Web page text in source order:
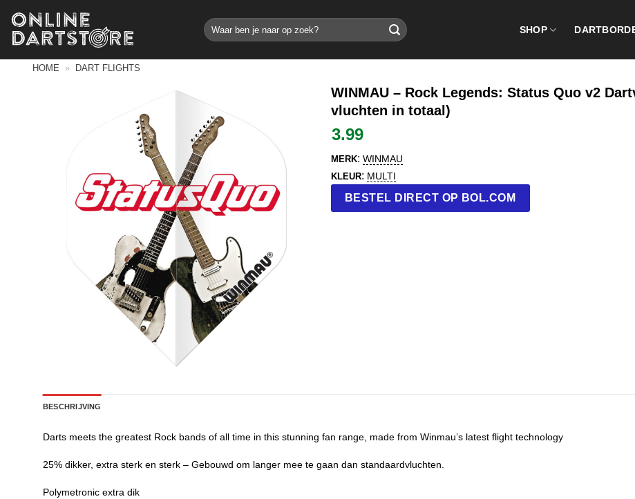
naar
inhoud
Zoeken
naar:
SHOP
HOME » DART FLIGHTS
WINMAU – Rock Legends: Status Quo v2
vluchten in totaal)
3.99
MERK: WINMAU
KLEUR: MULTI
BESTEL DIRECT OP BOL.COM
BESCHRIJVING
Darts meets the greatest Rock bands of all time in this stunning fan range, made from Winmau’s latest flight technology
25% dikker, extra sterk en sterk – Gebouwd om langer mee te gaan dan standaardvluchten.
Polymetronic extra dik